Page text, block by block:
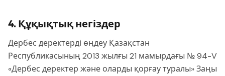
4. Құқықтық негіздер
Дербес деректерді өңдеу Қазақстан
Республикасының 2013 жылғы 21 мамырдағы № 94-V
«Дербес деректер және оларды қорғау туралы» Заңы